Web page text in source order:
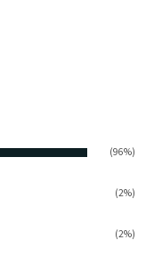
(96%)
(2%)
(2%)